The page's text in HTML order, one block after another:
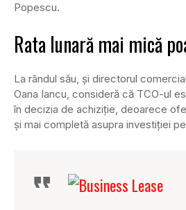
Popescu.
Rata lunară mai mică
La rândul său, și directorul
Oana Iancu, consideră că TCO-ul
în decizia de achiziție, deoarece
și mai completă asupra investiției